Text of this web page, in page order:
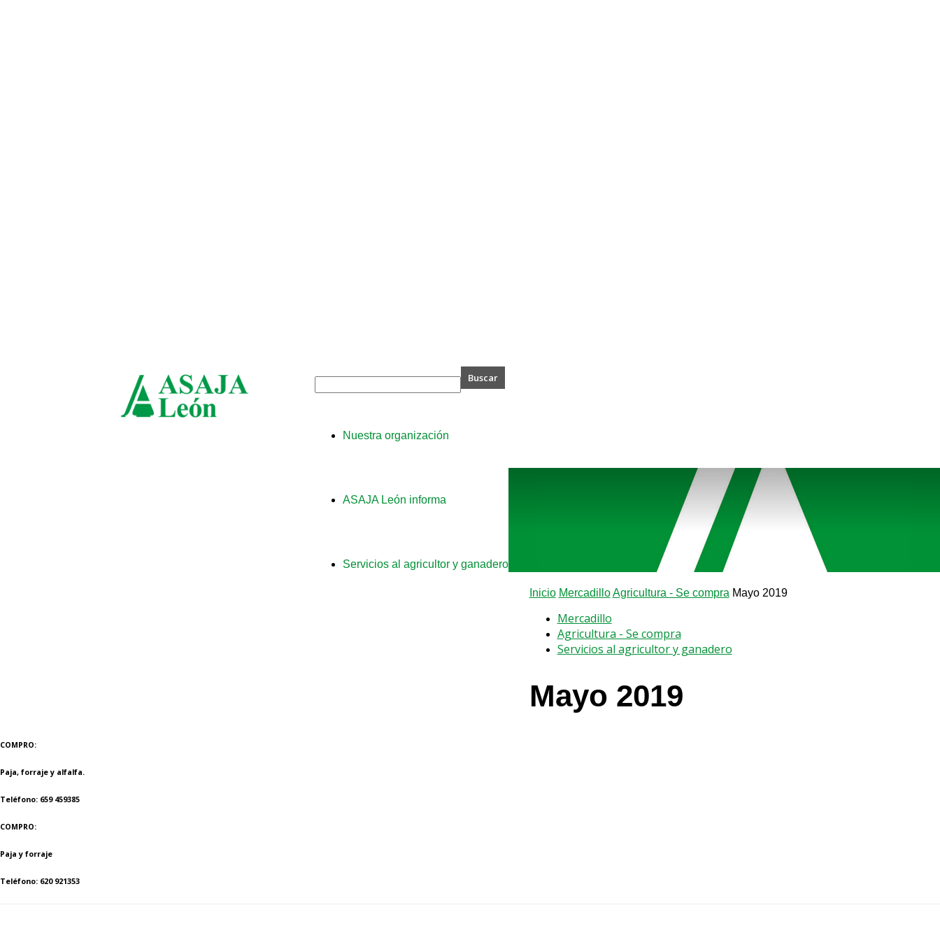
Nuestra organización
ASAJA León informa
Servicios al agricultor y ganadero
Inicio Mercadillo Agricultura - Se compra Mayo 2019
Mercadillo
Agricultura - Se compra
Servicios al agricultor y ganadero
Mayo 2019
COMPRO:
Paja, forraje y alfalfa.
Teléfono: 659 459385
COMPRO:
Paja y forraje
Teléfono: 620 921353